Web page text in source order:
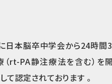
日本脳卒中学会から24時間
rt-PA静注療法を含む）
認定されております 。